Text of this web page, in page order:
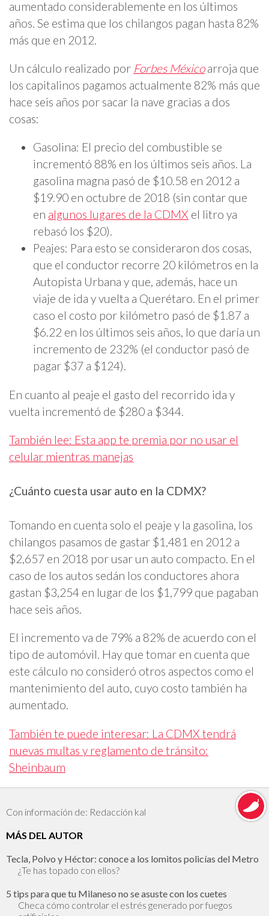
aumentado considerablemente en los últimos
años. Se estima que los chilangos pagan hasta 82%
más que en 2012.
Un cálculo realizado por Forbes Méxicoarroja que
los capitalinos pagamos actualmente 82% más que
hace seis años por sacar la nave gracias a dos
cosas:
Gasolina: El precio del combustible se
incrementó 88% en los últimos seis años. La
gasolina magna pasó de $10.58 en 2012 a
$19.90 en octubre de 2018 (sin contar que
en algunos lugares de la CDMX el litro ya
rebasó los $20).
Peajes: Para esto se consideraron dos cosas,
que el conductor recorre 20 kilómetros en la
Autopista Urbana y que, además, hace un
viaje de ida y vuelta a Querétaro. En el primer
caso el costo por kilómetro pasó de $1.87 a
$6.22 en los últimos seis años, lo que daría un
incremento de 232% (el conductor pasó de
pagar $37 a $124).
En cuanto al peaje el gasto del recorrido ida y
vuelta incrementó de $280 a $344.
También lee: Esta app te premia por no usar el
celular mientras manejas
¿Cuánto cuesta usar auto en la CDMX?
Tomando en cuenta solo el peaje y la gasolina, los
chilangos pasamos de gastar $1,481 en 2012 a
$2,657 en 2018 por usar un auto compacto. En el
caso de los autos sedán los conductores ahora
gastan $3,254 en lugar de los $1,799 que pagaban
hace seis años.
El incremento va de 79% a 82% de acuerdo con el
tipo de automóvil. Hay que tomar en cuenta que
este cálculo no consideró otros aspectos como el
mantenimiento del auto, cuyo costo también ha
aumentado.
También te puede interesar: La CDMX tendrá
nuevas multas y reglamento de tránsito:
Sheinbaum
Con información de: Redacción kal
MÁS DEL AUTOR
Tecla, Polvo y Héctor: conoce a los lomitos policías del Metro
¿Te has topado con ellos?
5 tips para que tu Milaneso no se asuste con los cuetes
Checa cómo controlar el estrés generado por fuegos